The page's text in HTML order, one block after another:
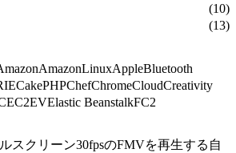
(10)
(13)
AmazonLinuxAppleBluetooth
CakePHPChefChromeCloudCreativity
EC2EVElastic BeanstalkFC2
スクリーン30fpsのFMVを再生する自